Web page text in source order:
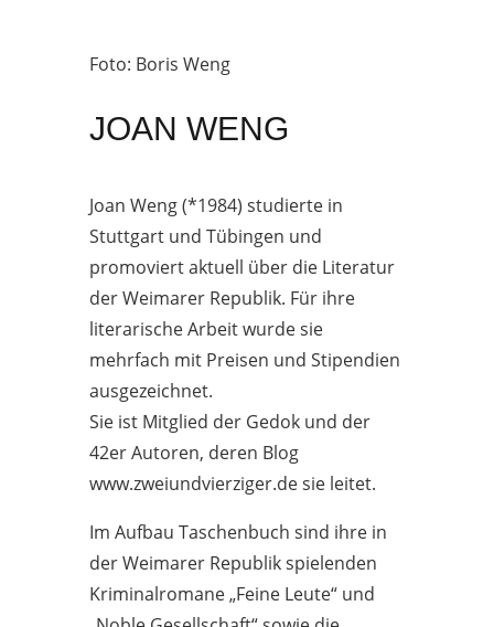
Foto: Boris Weng
JOAN WENG
Joan Weng (*1984) studierte in
Stuttgart und Tübingen und
promoviert aktuell über die Literatur
der Weimarer Republik. Für ihre
literarische Arbeit wurde sie
mehrfach mit Preisen und Stipendien
ausgezeichnet.
Sie ist Mitglied der Gedok und der
42er Autoren, deren Blog
www.zweiundvierziger.de sie leitet.
Im Aufbau Taschenbuch sind ihre in
der Weimarer Republik spielenden
Kriminalromane „Feine Leute“ und